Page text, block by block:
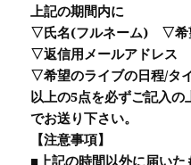
上記の期間内に
▽氏名(フルネーム) ▽希
▽返信用メールアドレ
▽希望のライブの日程/タ
以上の5点を必ずご記入
でお送り下さい。
【注意事項】
■上記の時間以外に届い